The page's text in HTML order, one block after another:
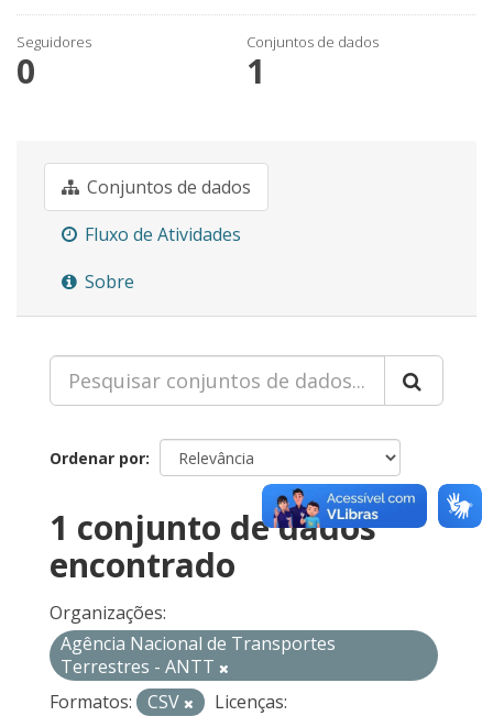
Seguidores
0
Conjuntos de dados
1
Conjuntos de dados
Fluxo de Atividades
Sobre
Ordenar por
1 conjunto de dados
encontrado
Organizações:
Agência Nacional de Transportes
Terrestres - ANTT
Formatos:
CSV
Licenças: